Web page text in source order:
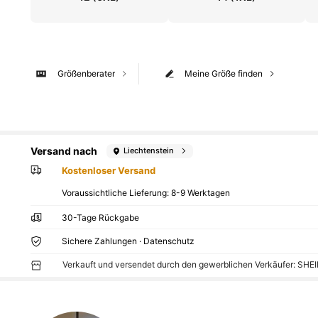
Meine Größe finden
Größenberater
Versand nach Liechtenstein
Kostenloser Versand
Voraussichtliche Lieferung:8-9 Werktagen
30-Tage Rückgabe
Sichere Zahlungen · Datenschutz
Verkauft und versendet durch den gewerblichen Verkäufer: